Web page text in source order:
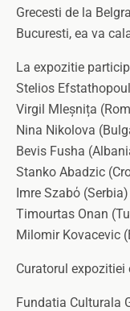
Grecesti de la
Bucuresti, ea va
La expozitie
Stelios
Virgil Mleșnița
Nina Nikolova
Bevis Fusha
Stanko Abadzic
Imre Szabό (Serbia)
Timourtas Onan
Milomir Kovacevic
Curatorul
Fundatia Culturala